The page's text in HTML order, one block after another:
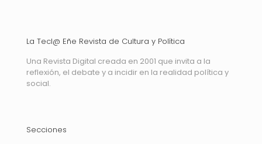
La Tecl@ Eñe Revista de Cultura y Política
Una Revista Digital creada en 2001 que invita a la
reflexión, el debate y a incidir en la realidad política y
social.
Secciones